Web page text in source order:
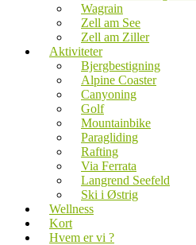
Wagrain
Zell am See
Zell am Ziller
Aktiviteter
Bjergbestigning
Alpine Coaster
Canyoning
Golf
Mountainbike
Paragliding
Rafting
Via Ferrata
Langrend Seefeld
Ski i Østrig
Wellness
Kort
Hvem er vi ?